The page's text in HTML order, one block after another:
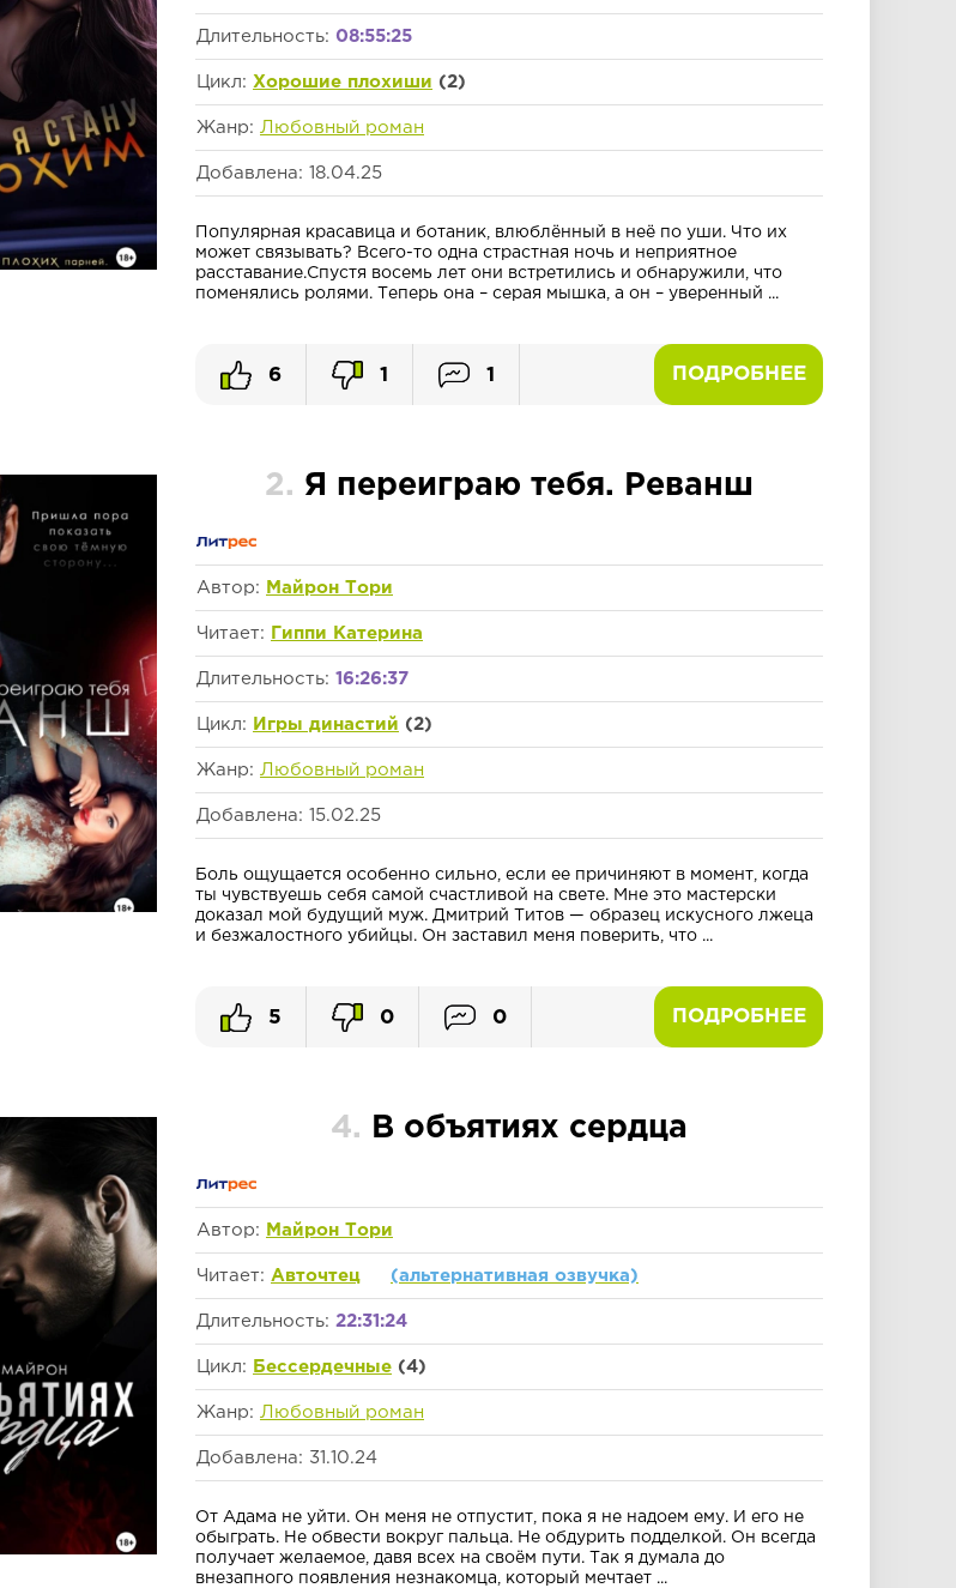
Длительность: 08:55:25
Цикл: Хорошие плохиши (2)
Жанр: Любовный роман
Добавлена: 18.04.25
Популярная красавица и ботаник, влюблённый в неё по уши. Что их
может связывать? Всего-то одна страстная ночь и неприятное
расставание.Спустя восемь лет они встретились и обнаружили, что
поменялись ролями. Теперь она – серая мышка, а он – уверенный ...
ПОДРОБНЕЕ
6 1 1
2. Я переиграю тебя. Реванш
Автор: Майрон Тори
Читает: Гиппи Катерина
Длительность: 16:26:37
Цикл: Игры династий (2)
Жанр: Любовный роман
Добавлена: 15.02.25
Боль ощущается особенно сильно, если ее причиняют в момент, когда
ты чувствуешь себя самой счастливой на свете. Мне это мастерски
доказал мой будущий муж. Дмитрий Титов — образец искусного лжеца
и безжалостного убийцы. Он заставил меня поверить, что ...
ПОДРОБНЕЕ
5 0 0
4. В объятиях сердца
Автор: Майрон Тори
Читает: Авточтец (альтернативная озвучка)
Длительность: 22:31:24
Цикл: Бессердечные (4)
Жанр: Любовный роман
Добавлена: 31.10.24
От Адама не уйти. Он меня не отпустит, пока я не надоем ему. И его не
обыграть. Не обвести вокруг пальца. Не обдурить подделкой. Он всегда
получает желаемое, давя всех на своём пути. Так я думала до
внезапного появления незнакомца, который мечтает ...